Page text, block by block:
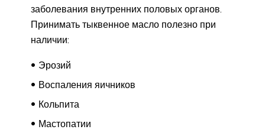
заболевания внутренних половых органов.
Принимать тыквенное масло полезно при
наличии:
Эрозий
Воспаления яичников
Кольпита
Мастопатии